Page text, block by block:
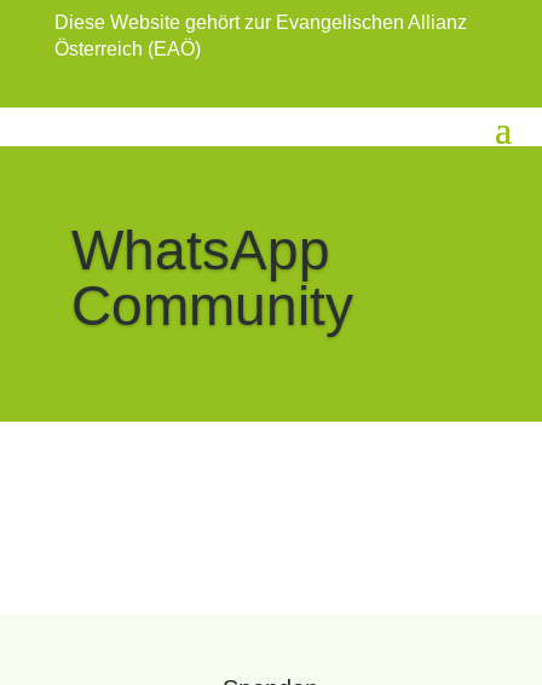
Diese Website gehört zur Evangelischen Allianz
Österreich (EAÖ)
WhatsApp
Community